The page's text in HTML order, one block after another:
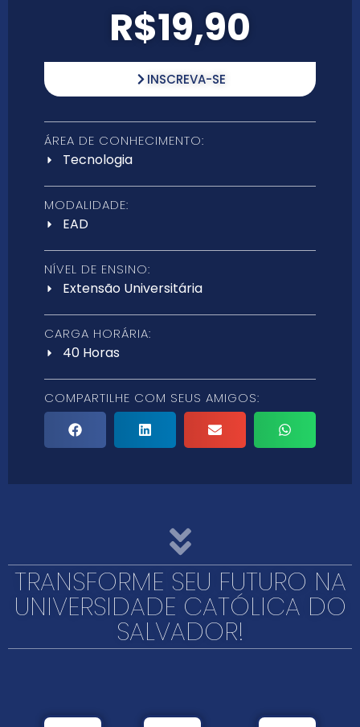
R$19,90
INSCREVA-SE
ÁREA DE CONHECIMENTO:
Tecnologia
MODALIDADE:
EAD
NÍVEL DE ENSINO:
Extensão Universitária
CARGA HORÁRIA:
40 Horas
COMPARTILHE COM SEUS AMIGOS:
TRANSFORME SEU FUTURO NA
UNIVERSIDADE CATÓLICA DO
SALVADOR!